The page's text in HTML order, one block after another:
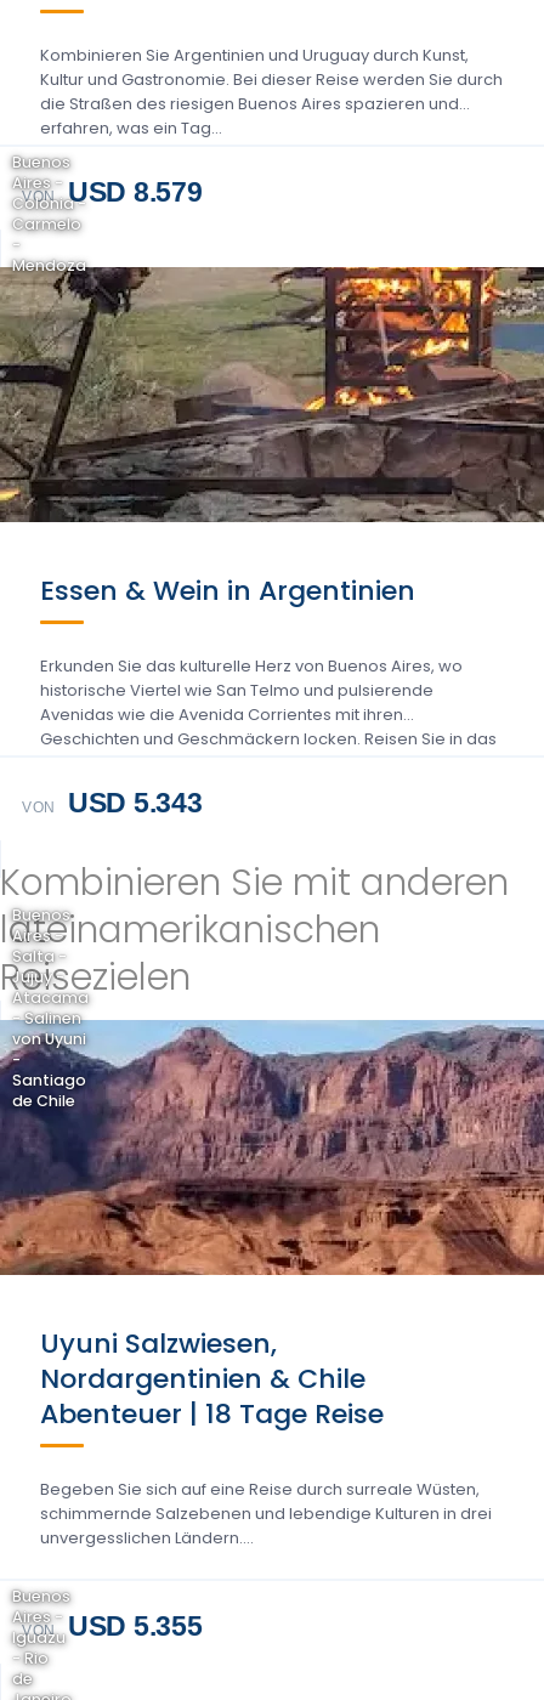
Kombinieren Sie Argentinien und Uruguay durch Kunst,
Kultur und Gastronomie. Bei dieser Reise werden Sie durch
die Straßen des riesigen Buenos Aires spazieren und
erfahren, was ein Tag...
VON USD 8.579
Buenos
Aires -
Colonia -
Carmelo
-
Mendoza
Essen & Wein in Argentinien
Erkunden Sie das kulturelle Herz von Buenos Aires, wo
historische Viertel wie San Telmo und pulsierende
Avenidas wie die Avenida Corrientes mit ihren
Geschichten und Geschmäckern locken. Reisen Sie in das
VON USD 5.343
Kombinieren Sie mit anderen
lateinamerikanischen
Reisezielen
Buenos
Aires -
Salta -
Jujuy -
Atacama
- Salinen
von Uyuni
-
Santiago
de Chile
Uyuni Salzwiesen,
Nordargentinien & Chile
Abenteuer | 18 Tage Reise
Begeben Sie sich auf eine Reise durch surreale Wüsten,
schimmernde Salzebenen und lebendige Kulturen in drei
unvergesslichen Ländern....
VON USD 5.355
Buenos
Aires -
Iguazu
- Rio
de